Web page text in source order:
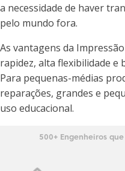
a necessidade de haver
pelo mundo fora.
As vantagens da
rapidez, alta flexibilidade e
Para pequenas-médias
reparações, grandes e
uso educacional.
500+ Engenheiros